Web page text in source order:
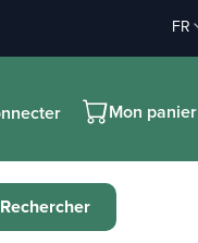
FR
Mon panier
Rechercher